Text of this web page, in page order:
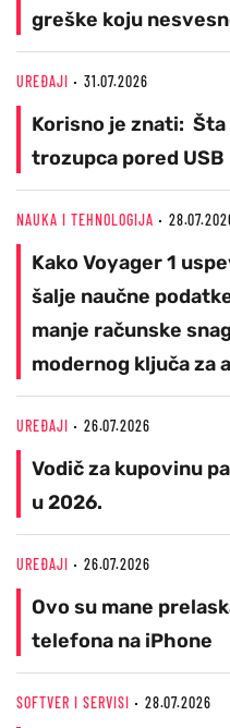
greške koju
UREĐAJI 31.07.2026
Korisno je znati: Šta
trozupca pored
NAUKA I TEHNOLOGIJA
Kako Voyager 1
šalje naučne
manje računske
modernog ključa za
UREĐAJI 26.07.2026
Vodič za kupovinu
u 2026.
UREĐAJI 26.07.2026
Ovo su mane
telefona na iPhone
SOFTVER I SERVISI 28.07.2026